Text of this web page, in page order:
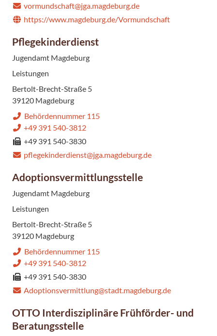
vormundschaft@jga.magdeburg.de
https://www.magdeburg.de/Vormundschaft
Pflegekinderdienst
Jugendamt Magdeburg
Leistungen
Bertolt-Brecht-Straße 5
39120 Magdeburg
Behördennummer 115
+49 391 540-3812
+49 391 540-3830
pflegekinderdienst@jga.magdeburg.de
Adoptionsvermittlungsstelle
Jugendamt Magdeburg
Leistungen
Bertolt-Brecht-Straße 5
39120 Magdeburg
Behördennummer 115
+49 391 540-3812
+49 391 540-3830
Adoptionsvermittlung@stadt.magdeburg.de
OTTO Interdisziplinäre Frühförder- und
Beratungsstelle